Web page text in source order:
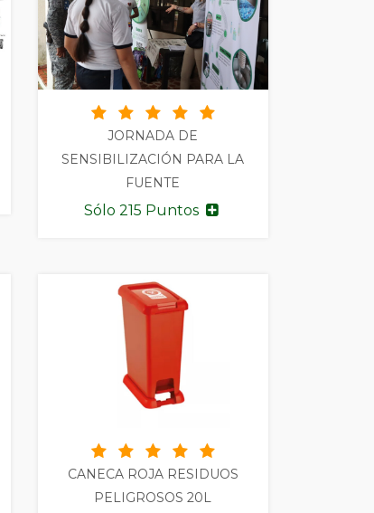
JORNADA DE
SENSIBILIZACIÓN PARA LA
FUENTE
Sólo 215 Puntos
CANECA ROJA RESIDUOS
PELIGROSOS 20L